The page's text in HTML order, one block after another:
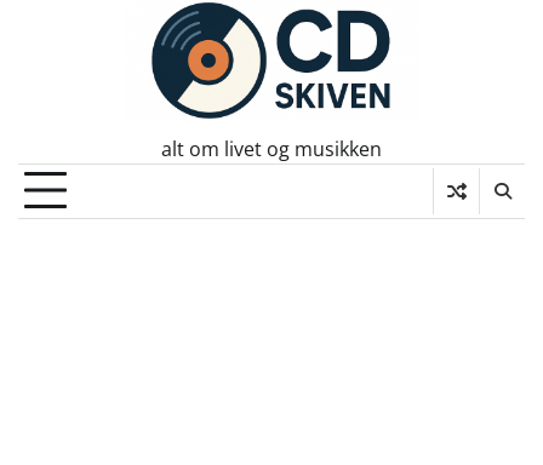
alt om livet og musikken